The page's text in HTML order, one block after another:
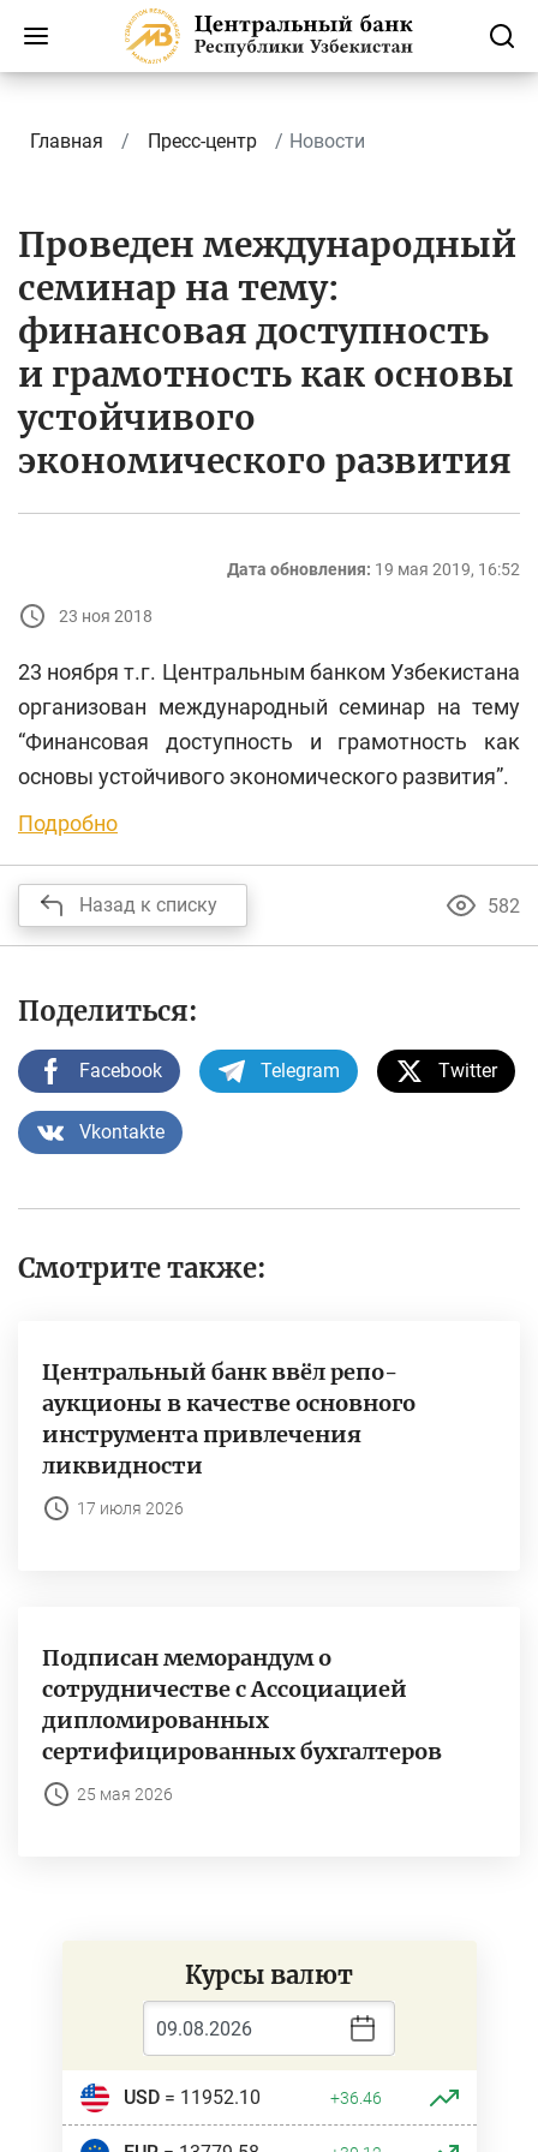
Главная Пресс-центр Новости
Проведен международный
семинар на тему:
финансовая доступность
и грамотность как основы
устойчивого
экономического развития
Дата обновления: 19 мая 2019, 16:52
23 ноя 2018
23 ноября т.г. Центральным банком Узбекистана
организован международный семинар на тему
“Финансовая доступность и грамотность как
основы устойчивого экономического развития”.
Подробно
Назад к списку 582
Поделиться:
Facebook Telegram Twitter
Vkontakte
Смотрите также:
Центральный банк ввёл репо-
аукционы в качестве основного
инструмента привлечения
ликвидности
17 июля 2026
Подписан меморандум о
сотрудничестве с Ассоциацией
дипломированных
сертифицированных бухгалтеров
25 мая 2026
Курсы валют
USD= 11952.10 +36.46